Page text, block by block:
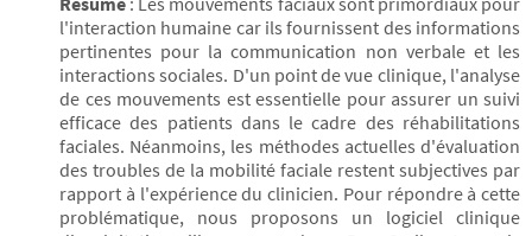
l'interaction humaine car ils fournissent des informations
pertinentes pour la communication non verbale et les
interactions sociales. D'un point de vue clinique, l'analyse
de ces mouvements est essentielle pour assurer un suivi
efficace des patients dans le cadre des réhabilitations
faciales. Néanmoins, les méthodes actuelles d'évaluation
des troubles de la mobilité faciale restent subjectives par
rapport à l'expérience du clinicien. Pour répondre à cette
problématique, nous proposons un logiciel clinique